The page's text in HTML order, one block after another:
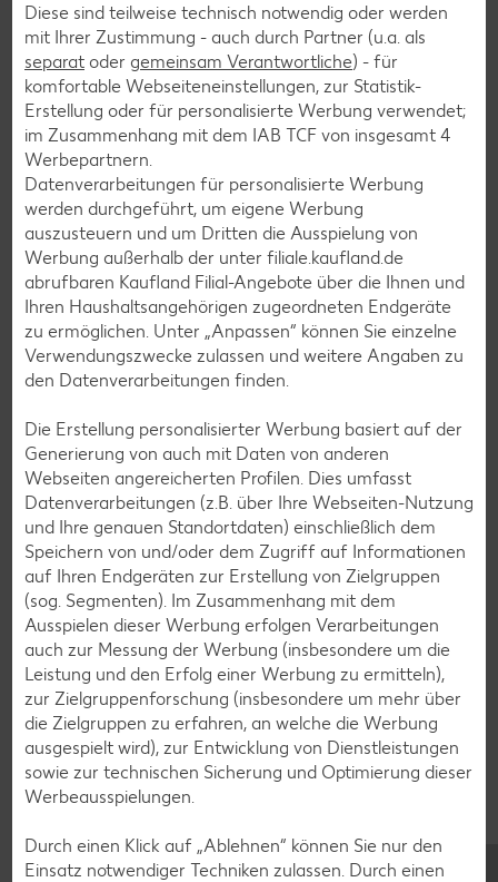
Burger-Rezepte
Pizza-Rezepte
Pasta-Rezepte
Sushi-Rezepte
Raclette-Rezepte
Flammkuchen-Rezepte
Frühstücksrezepte
Salat-Rezepte
Spargel-Rezepte
Fisch-Rezepte
Geflügel-Rezepte
Lamm-Rezepte
Grill-Rezepte
Muffin-Rezepte
Apfelkuchen-Rezepte
Schokokuchen-Rezepte
Torten-Rezepte
Eis-Rezepte
Pfannkuchen-Rezepte
Plätzchen-Rezepte
Diese sind teilweise technisch notwendig oder werden
mit Ihrer Zustimmung - auch durch Partner (u.a. als
separat oder gemeinsam Verantwortliche) - für
komfortable Webseiteneinstellungen, zur Statistik-
Erstellung oder für personalisierte Werbung verwendet;
im Zusammenhang mit dem IAB TCF von insgesamt 4
Werbepartnern.
Datenverarbeitungen für personalisierte Werbung
werden durchgeführt, um eigene Werbung
auszusteuern und um Dritten die Ausspielung von
Werbung außerhalb der unter filiale.kaufland.de
abrufbaren Kaufland Filial-Angebote über die Ihnen und
Ihren Haushaltsangehörigen zugeordneten Endgeräte
zu ermöglichen. Unter „Anpassen“ können Sie einzelne
Verwendungszwecke zulassen und weitere Angaben zu
den Datenverarbeitungen finden.
Die Erstellung personalisierter Werbung basiert auf der
Generierung von auch mit Daten von anderen
Webseiten angereicherten Profilen. Dies umfasst
Datenverarbeitungen (z.B. über Ihre Webseiten-Nutzung
und Ihre genauen Standortdaten) einschließlich dem
Speichern von und/oder dem Zugriff auf Informationen
auf Ihren Endgeräten zur Erstellung von Zielgruppen
(sog. Segmenten). Im Zusammenhang mit dem
Ausspielen dieser Werbung erfolgen Verarbeitungen
auch zur Messung der Werbung (insbesondere um die
Leistung und den Erfolg einer Werbung zu ermitteln),
zur Zielgruppenforschung (insbesondere um mehr über
die Zielgruppen zu erfahren, an welche die Werbung
ausgespielt wird), zur Entwicklung von Dienstleistungen
sowie zur technischen Sicherung und Optimierung dieser
Werbeausspielungen.
Durch einen Klick auf „Ablehnen“ können Sie nur den
Einsatz notwendiger Techniken zulassen. Durch einen